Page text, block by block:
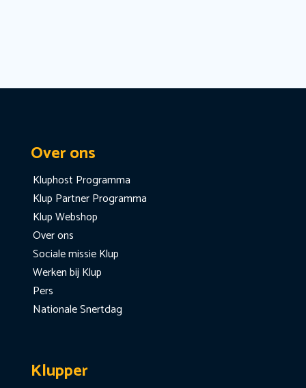
Over ons
Kluphost Programma
Klup Partner Programma
Klup Webshop
Over ons
Sociale missie Klup
Werken bij Klup
Pers
Nationale Snertdag
Klupper